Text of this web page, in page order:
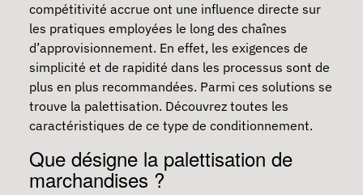
compétitivité accrue ont une influence directe sur
les pratiques employées le long des chaînes
d’approvisionnement. En effet, les exigences de
simplicité et de rapidité dans les processus sont de
plus en plus recommandées. Parmi ces solutions se
trouve la palettisation. Découvrez toutes les
caractéristiques de ce type de conditionnement.
Que désigne la palettisation de
marchandises ?